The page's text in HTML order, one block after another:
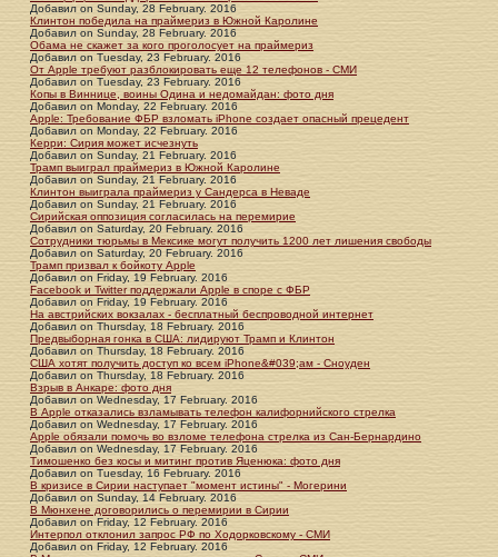
Добавил on Sunday, 28 February. 2016
Клинтон победила на праймериз в Южной Каролине
Добавил on Sunday, 28 February. 2016
Обама не скажет за кого проголосует на праймериз
Добавил on Tuesday, 23 February. 2016
От Apple требуют разблокировать еще 12 телефонов - СМИ
Добавил on Tuesday, 23 February. 2016
Копы в Виннице, воины Одина и недомайдан: фото дня
Добавил on Monday, 22 February. 2016
Apple: Требование ФБР взломать iPhone создает опасный прецедент
Добавил on Monday, 22 February. 2016
Керри: Сирия может исчезнуть
Добавил on Sunday, 21 February. 2016
Трамп выиграл праймериз в Южной Каролине
Добавил on Sunday, 21 February. 2016
Клинтон выиграла праймериз у Сандерса в Неваде
Добавил on Sunday, 21 February. 2016
Сирийская оппозиция согласилась на перемирие
Добавил on Saturday, 20 February. 2016
Сотрудники тюрьмы в Мексике могут получить 1200 лет лишения свободы
Добавил on Saturday, 20 February. 2016
Трамп призвал к бойкоту Apple
Добавил on Friday, 19 February. 2016
Facebook и Twitter поддержали Apple в споре с ФБР
Добавил on Friday, 19 February. 2016
На австрийских вокзалах - бесплатный беспроводной интернет
Добавил on Thursday, 18 February. 2016
Предвыборная гонка в США: лидируют Трамп и Клинтон
Добавил on Thursday, 18 February. 2016
США хотят получить доступ ко всем iPhone&#039;ам - Сноуден
Добавил on Thursday, 18 February. 2016
Взрыв в Анкаре: фото дня
Добавил on Wednesday, 17 February. 2016
В Apple отказались взламывать телефон калифорнийского стрелка
Добавил on Wednesday, 17 February. 2016
Apple обязали помочь во взломе телефона стрелка из Сан-Бернардино
Добавил on Wednesday, 17 February. 2016
Тимошенко без косы и митинг против Яценюка: фото дня
Добавил on Tuesday, 16 February. 2016
В кризисе в Сирии наступает "момент истины" - Могерини
Добавил on Sunday, 14 February. 2016
В Мюнхене договорились о перемирии в Сирии
Добавил on Friday, 12 February. 2016
Интерпол отклонил запрос РФ по Ходорковскому - СМИ
Добавил on Friday, 12 February. 2016